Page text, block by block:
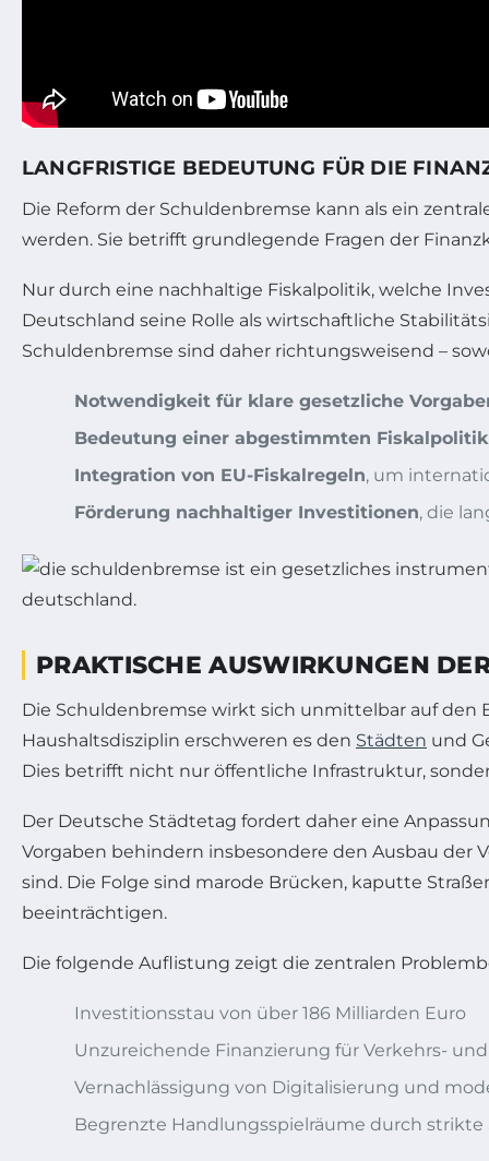
LANGFRISTIGE BEDEUTUNG FÜR DIE
Die Reform der Schuldenbremse kann als ein
werden. Sie betrifft grundlegende Fragen der
Nur durch eine nachhaltige Fiskalpolitik, welche
Deutschland seine Rolle als wirtschaftliche
Schuldenbremse sind daher richtungsweisend –
Notwendigkeit für klare gesetzliche
Bedeutung einer abgestimmten Fiskalpolitik
Integration von EU-Fiskalregeln, um
Förderung nachhaltiger Investitionen, die
PRAKTISCHE AUSWIRKUNGEN
Die Schuldenbremse wirkt sich unmittelbar auf den
Haushaltsdisziplin erschweren es den Städten und
Dies betrifft nicht nur öffentliche Infrastruktur,
Der Deutsche Städtetag fordert daher eine
Vorgaben behindern insbesondere den Ausbau
sind. Die Folge sind marode Brücken, kaputte
beeinträchtigen.
Die folgende Auflistung zeigt die zentralen
Investitionsstau von über 186 Milliarden Euro
Unzureichende Finanzierung für Verkehrs-
Vernachlässigung von Digitalisierung und
Begrenzte Handlungsspielräume durch